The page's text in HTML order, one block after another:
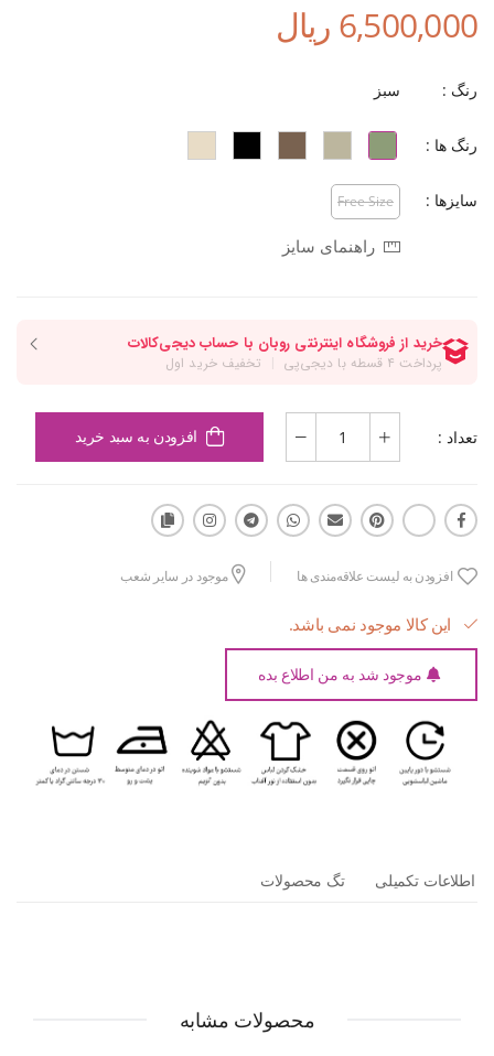
6,500,000 ریال
رنگ : سبز
رنگ ها :
سایزها : Free Size
راهنمای سایز
تعداد : افزودن به سبد خرید
افزودن به لیست علاقه‌مندی ها موجود در سایر شعب
این کالا موجود نمی باشد.
موجود شد به من اطلاع بده
اطلاعات تکمیلی تگ محصولات
محصولات مشابه